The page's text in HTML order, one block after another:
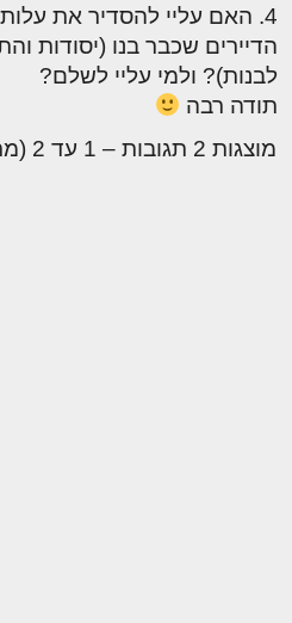
4. האם עליי להסדיר את
הדיירים שכבר בנו (יסודות
לבנות)? ולמי עליי לשלם?
תודה רבה
מוצגות 2 תגובות – 1 עד 2 (מתוך 2 סה״כ)